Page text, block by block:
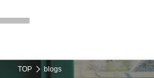
TOP blogs